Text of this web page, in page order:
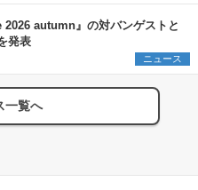
2026 autumn』の対バンゲストと
発表
ニュース
一覧へ